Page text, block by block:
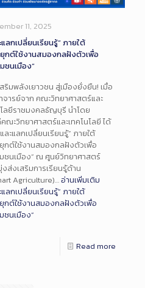
11, 2025
ลกเปลี่ยนเรียนรู้” ภายใต้
ยุกต์ใช้งานสมองกลฝังตัวเพื่อ
นเมือง”
ริมพลังเยาวชน สู่เมืองยั่งยืน! เมื่อ
ารย์จาก คณะวิทยาศาสตร์และ
โลยีราชมงคลธัญบุรี นำโดย
ะวิทยาศาสตร์และเทคโนโลยี ได้
ะแลกเปลี่ยนเรียนรู้” ภายใต้
กต์ใช้งานสมองกลฝังตัวเพื่อ
นเมือง” ณ ศูนย์วิทยาศาสตร์
ส่งเสริมการเรียนรู้ด้าน
Agriculture)…อ่านเพิ่มเติม
ลกเปลี่ยนเรียนรู้” ภายใต้
กต์ใช้งานสมองกลฝังตัวเพื่อ
นเมือง”
Read more